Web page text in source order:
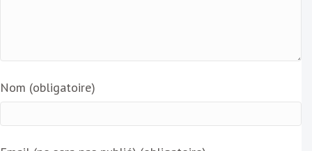
Nom (obligatoire)